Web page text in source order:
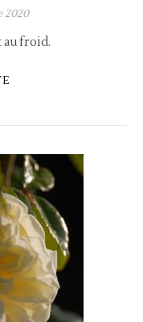
2020
au froid.